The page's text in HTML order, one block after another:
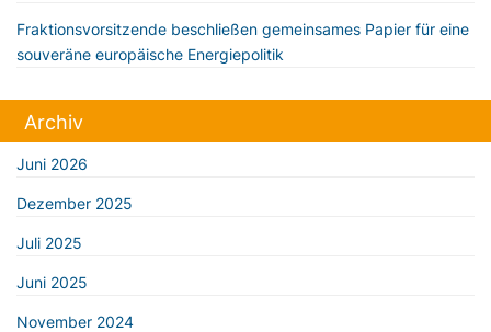
Fraktionsvorsitzende beschließen gemeinsames Papier für eine
souveräne europäische Energiepolitik
Archiv
Juni 2026
Dezember 2025
Juli 2025
Juni 2025
November 2024